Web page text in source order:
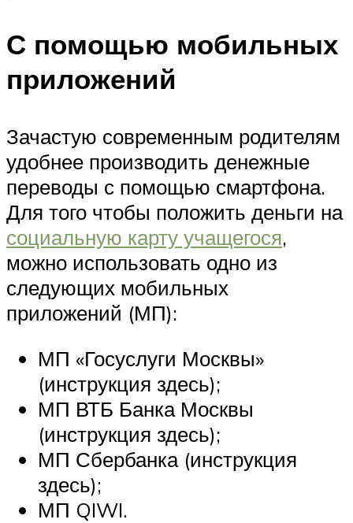
С помощью мобильных
приложений
Зачастую современным родителям
удобнее производить денежные
переводы с помощью смартфона.
Для того чтобы положить деньги на
социальную карту учащегося,
можно использовать одно из
следующих мобильных
приложений (МП):
МП «Госуслуги Москвы»
(инструкция здесь);
МП ВТБ Банка Москвы
(инструкция здесь);
МП Сбербанка (инструкция
здесь);
МП QIWI.